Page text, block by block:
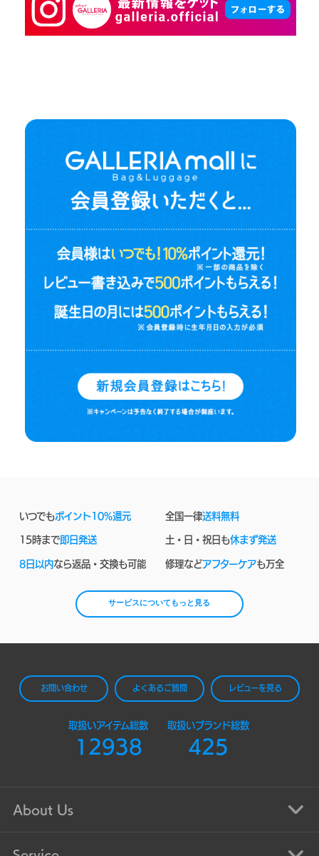
いつでもポイント10%還元 全国一律送料無料
15時まで即日発送 土・日・祝日も休まず発送
8日以内なら返品・交換も可能 修理などアフターケアも万全
サービスについてもっと見る
お問い合わせ よくあるご質問 レビューを見る
取扱いアイテム総数
12938
取扱いブランド総数
425
About Us